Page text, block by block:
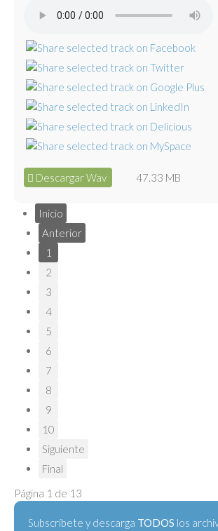
Descargar Wav 47.33 MB
Inicio
Anterior
1
2
3
4
5
6
7
8
9
10
Siguiente
Final
Página 1 de 13
Subscríbete y descarga TODOS los